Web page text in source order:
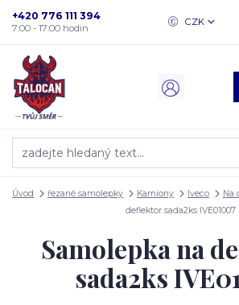
CZK
+420 776 111 394
7:00 - 17:00 hodin
Úvod řezané samolepky Kamiony Iveco Na
deflektor sada2ks IVE01007
Samolepka na
sada2ks